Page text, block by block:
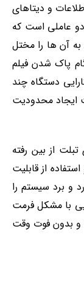
و دیتاهای
عاملی است که
آن ها را مختل
پاک شدن فیلم
دستگاه چند
ایجاد محدودیت
از بین رفته
از قابلیت
و برد سیستم را
با مشکل فرمت
و بدون فوت وقت